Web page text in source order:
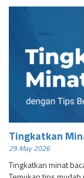
Tingkatkan
29 May 2026
Tingkatkan minat